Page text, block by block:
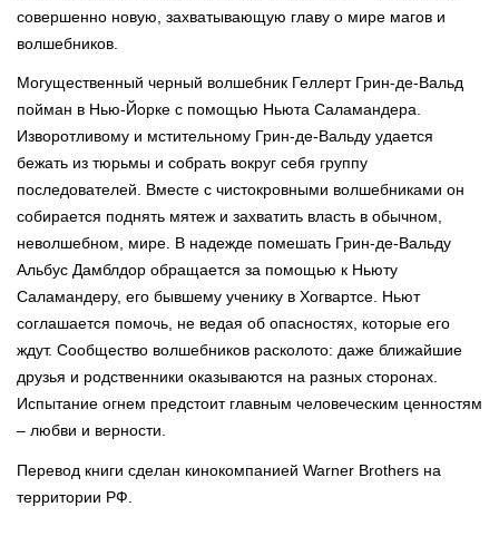
совершенно новую, захватывающую главу о мире магов и
волшебников.
Могущественный черный волшебник Геллерт Грин-де-Вальд
пойман в Нью-Йорке с помощью Ньюта Саламандера.
Изворотливому и мстительному Грин-де-Вальду удается
бежать из тюрьмы и собрать вокруг себя группу
последователей. Вместе с чистокровными волшебниками он
собирается поднять мятеж и захватить власть в обычном,
неволшебном, мире. В надежде помешать Грин-де-Вальду
Альбус Дамблдор обращается за помощью к Ньюту
Саламандеру, его бывшему ученику в Хогвартсе. Ньют
соглашается помочь, не ведая об опасностях, которые его
ждут. Сообщество волшебников расколото: даже ближайшие
друзья и родственники оказываются на разных сторонах.
Испытание огнем предстоит главным человеческим ценностям
– любви и верности.
Перевод книги сделан кинокомпанией Warner Brothers на
территории РФ.